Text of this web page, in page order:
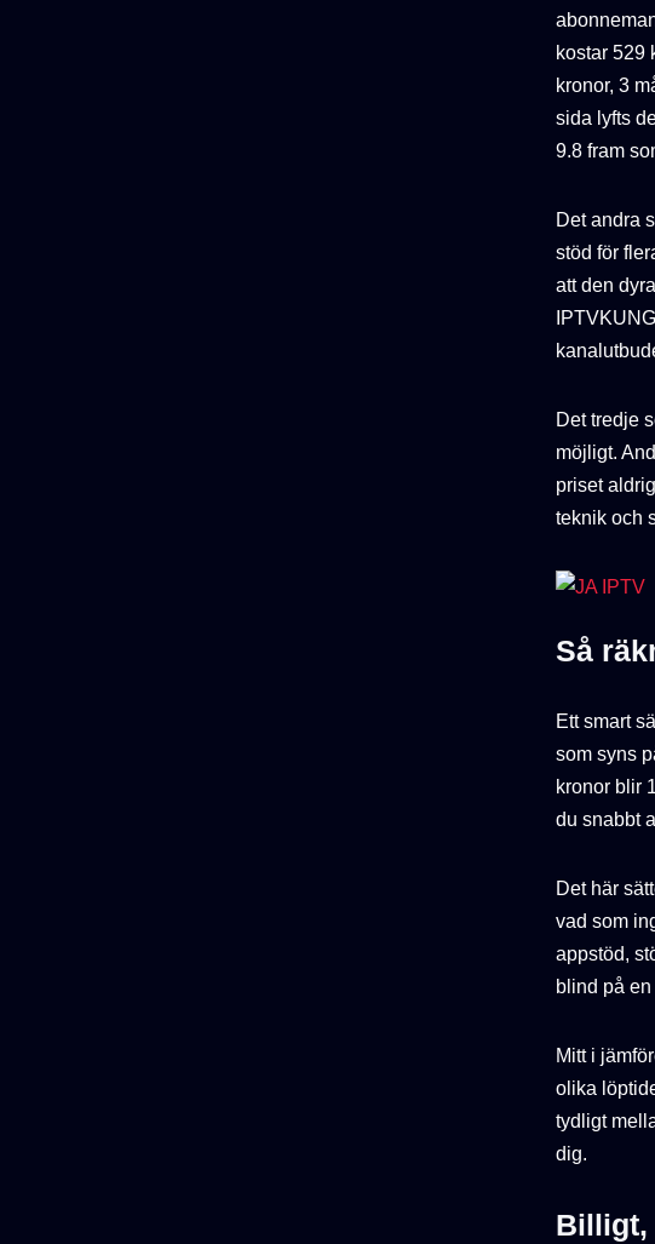
kostar 529
kronor, 3
sida lyfts
9.8 fram
Det andra
stöd för
att den
Det tredje
möjligt.
priset
teknik och
Så
Ett smart
som syns
kronor blir
du snabbt
Det här
vad som
appstöd,
blind på
Mitt i
olika
tydligt
dig.
Billigt,